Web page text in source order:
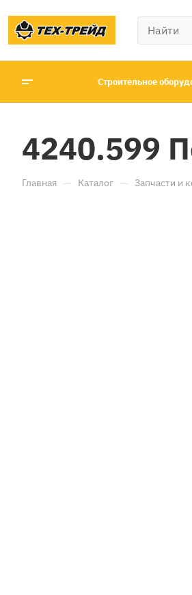
Строительное
4240.599
Главная — Каталог — Запчасти и